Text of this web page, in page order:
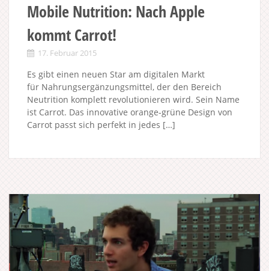
Mobile Nutrition: Nach Apple
kommt Carrot!
17. Februar 2015
Es gibt einen neuen Star am digitalen Markt
für Nahrungsergänzungsmittel, der den Bereich
Neutrition komplett revolutionieren wird. Sein Name
ist Carrot. Das innovative orange-grüne Design von
Carrot passt sich perfekt in jedes […]